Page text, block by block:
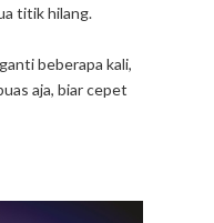
titik hilang.
beberapa kali,
aja, biar cepet